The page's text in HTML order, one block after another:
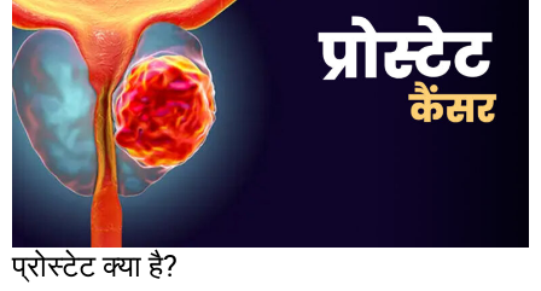
प्रोस्टेट क्या है?